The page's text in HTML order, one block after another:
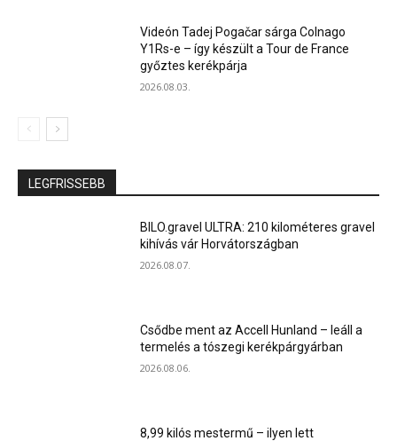
Videón Tadej Pogačar sárga Colnago
Y1Rs-e – így készült a Tour de France
győztes kerékpárja
2026.08.03.
LEGFRISSEBB
BILO.gravel ULTRA: 210 kilométeres gravel
kihívás vár Horvátországban
2026.08.07.
Csődbe ment az Accell Hunland – leáll a
termelés a tószegi kerékpárgyárban
2026.08.06.
8,99 kilós mestermű – ilyen lett